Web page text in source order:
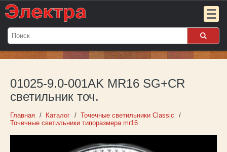
Мой
Пока
пуст
Войти
О компании
01025-9.0-001AK MR16 SG+CR
светильник точ.
Главная Каталог
Точечные светильники Classic
Точечные светильники типоразмера mr16